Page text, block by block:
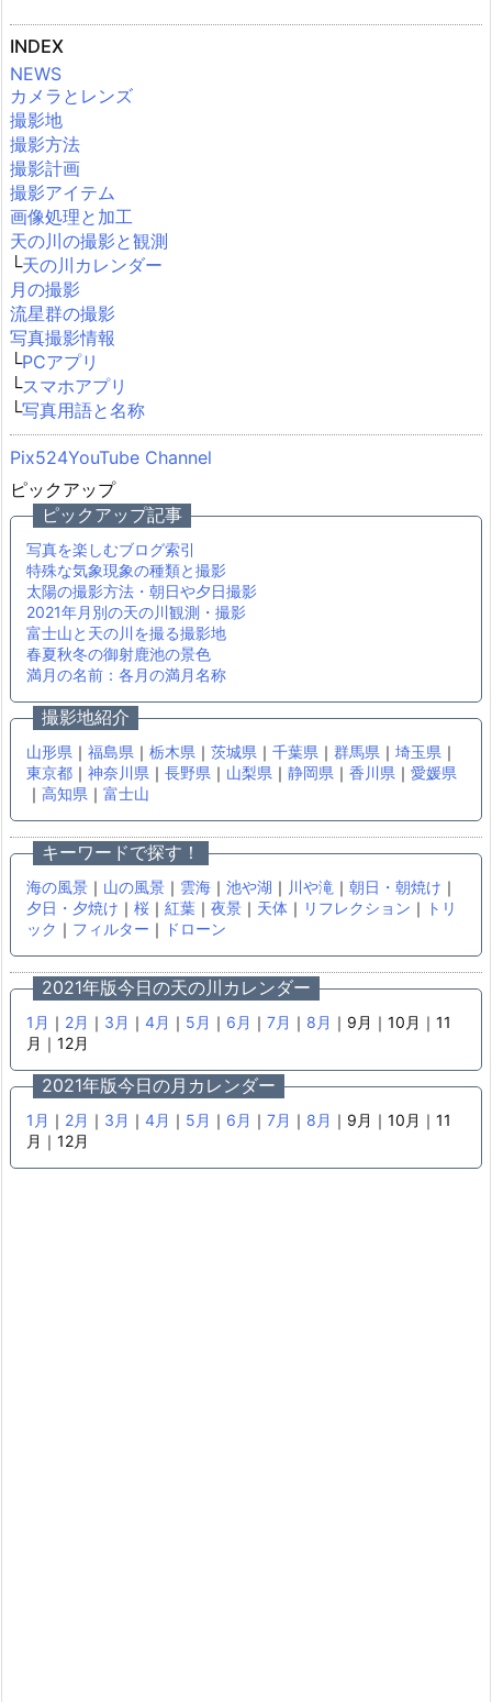
INDEX
NEWS
カメラとレンズ
撮影地
撮影方法
撮影計画
撮影アイテム
画像処理と加工
天の川の撮影と観測
└天の川カレンダー
月の撮影
流星群の撮影
写真撮影情報
└PCアプリ
└スマホアプリ
└写真用語と名称
Pix524YouTube Channel
ピックアップ
ピックアップ記事
写真を楽しむブログ索引
特殊な気象現象の種類と撮影
太陽の撮影方法・朝日や夕日撮影
2021年月別の天の川観測・撮影
富士山と天の川を撮る撮影地
春夏秋冬の御射鹿池の景色
満月の名前：各月の満月名称
撮影地紹介
山形県 ｜ 福島県 ｜ 栃木県 ｜ 茨城県 ｜ 千葉県 ｜ 群馬県 ｜ 埼玉県 ｜
東京都 ｜ 神奈川県 ｜ 長野県 ｜ 山梨県 ｜ 静岡県 ｜ 香川県 ｜ 愛媛県
｜ 高知県 ｜ 富士山
キーワードで探す！
海の風景 ｜ 山の風景 ｜ 雲海 ｜ 池や湖 ｜ 川や滝 ｜ 朝日・朝焼け ｜
夕日・夕焼け ｜ 桜 ｜ 紅葉 ｜ 夜景 ｜ 天体 ｜ リフレクション ｜
トリ
ック ｜ フィルター ｜ ドローン
2021年版今日の天の川カレンダー
1月 ｜ 2月 ｜ 3月 ｜ 4月 ｜ 5月 ｜ 6月 ｜ 7月 ｜ 8月 ｜9月｜10月｜11
月｜12月
2021年版今日の月カレンダー
1月 ｜ 2月 ｜ 3月 ｜ 4月 ｜ 5月 ｜ 6月 ｜ 7月 ｜ 8月 ｜9月｜10月｜11
月｜12月